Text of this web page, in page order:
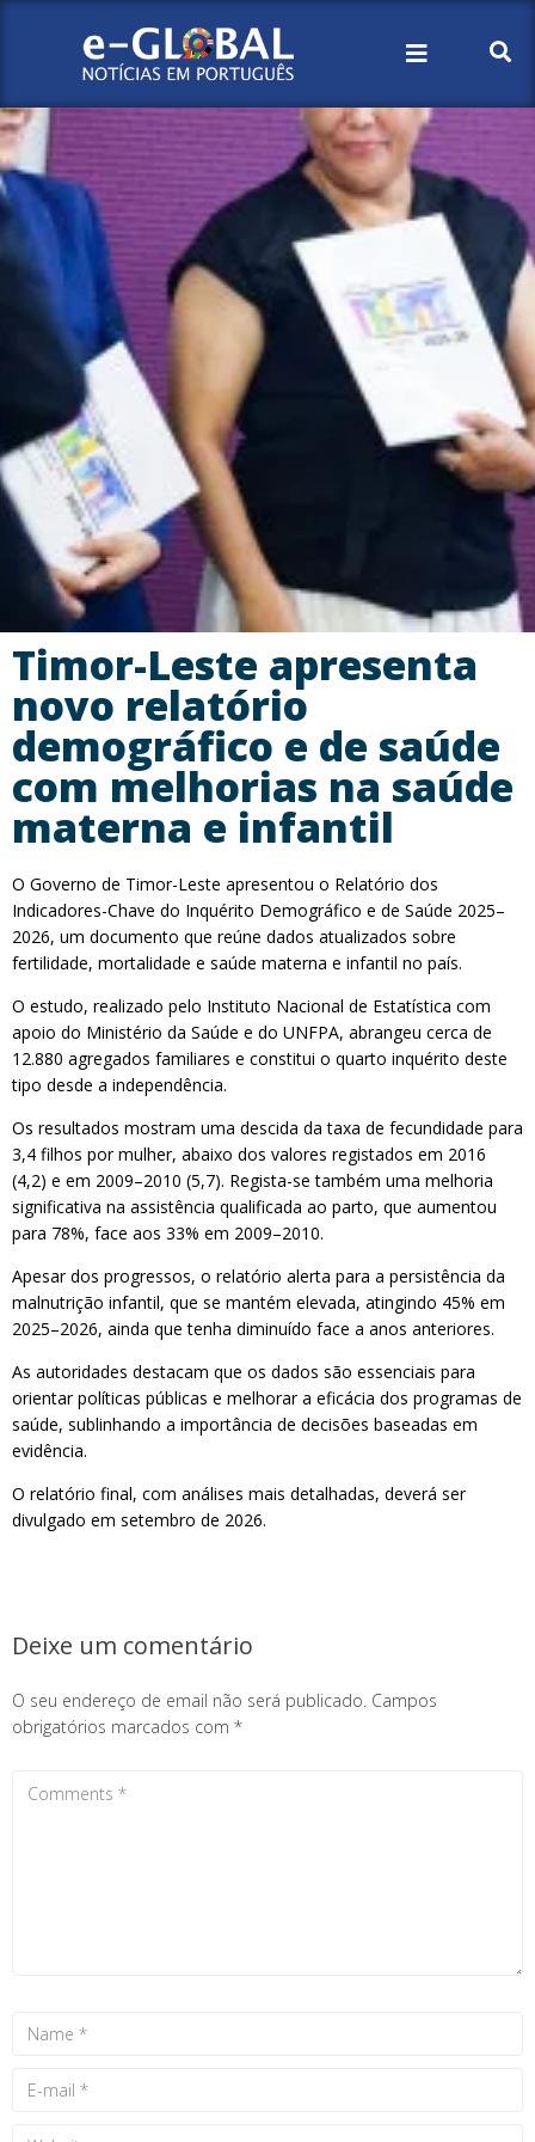
Timor-Leste apresenta
novo relatório
demográfico e de saúde
com melhorias na saúde
materna e infantil
O Governo de Timor-Leste apresentou o Relatório dos
Indicadores-Chave do Inquérito Demográfico e de Saúde 2025–
2026, um documento que reúne dados atualizados sobre
fertilidade, mortalidade e saúde materna e infantil no país.
O estudo, realizado pelo Instituto Nacional de Estatística com
apoio do Ministério da Saúde e do UNFPA, abrangeu cerca de
12.880 agregados familiares e constitui o quarto inquérito deste
tipo desde a independência.
Os resultados mostram uma descida da taxa de fecundidade para
3,4 filhos por mulher, abaixo dos valores registados em 2016
(4,2) e em 2009–2010 (5,7). Regista-se também uma melhoria
significativa na assistência qualificada ao parto, que aumentou
para 78%, face aos 33% em 2009–2010.
Apesar dos progressos, o relatório alerta para a persistência da
malnutrição infantil, que se mantém elevada, atingindo 45% em
2025–2026, ainda que tenha diminuído face a anos anteriores.
As autoridades destacam que os dados são essenciais para
orientar políticas públicas e melhorar a eficácia dos programas de
saúde, sublinhando a importância de decisões baseadas em
evidência.
O relatório final, com análises mais detalhadas, deverá ser
divulgado em setembro de 2026.
Deixe um comentário
O seu endereço de email não será publicado. Campos
obrigatórios marcados com *